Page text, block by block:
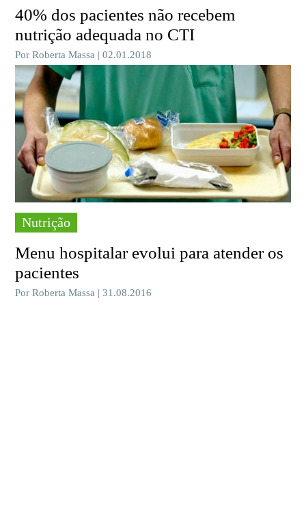
40% dos pacientes não recebem
nutrição adequada no CTI
Por Roberta Massa | 02.01.2018
Nutrição
Menu hospitalar evolui para atender os
pacientes
Por Roberta Massa | 31.08.2016